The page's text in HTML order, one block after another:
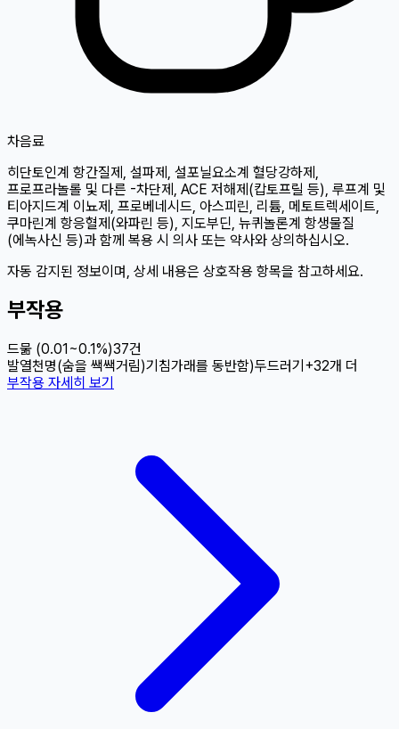
차음료
히단토인계 항간질제, 설파제, 설포닐요소계 혈당강하제,
프로프라놀롤 및 다른 -차단제, ACE 저해제(캅토프릴 등), 루프계 및
티아지드계 이뇨제, 프로베네시드, 아스피린, 리튬, 메토트렉세이트,
쿠마린계 항응혈제(와파린 등), 지도부딘, 뉴퀴놀론계 항생물질
(에녹사신 등)과 함께 복용 시 의사 또는 약사와 상의하십시오.
자동 감지된 정보이며, 상세 내용은 상호작용 항목을 참고하세요.
부작용
드묾 (0.01~0.1%)37건
발열천명(숨을 쌕쌕거림)기침가래를 동반함)두드러기 +32개 더
부작용 자세히 보기